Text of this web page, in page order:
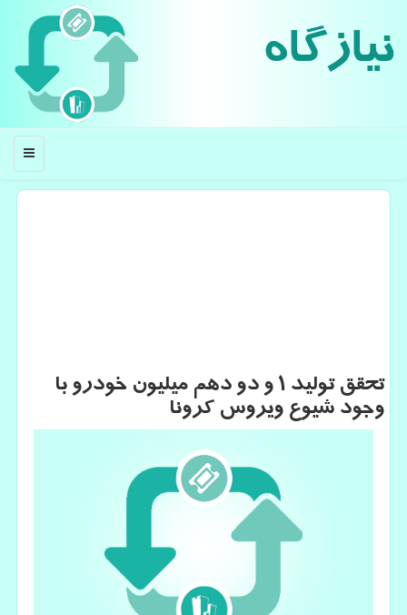
نیازگاه
منو
تحقق تولید ۱ و دو دهم میلیون خودرو با
وجود شیوع ویروس كرونا